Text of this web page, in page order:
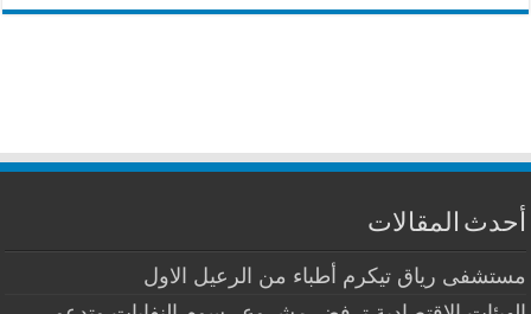
أحدث المقالات
مستشفى رياق تيكرم أطباء من الرعيل الاول